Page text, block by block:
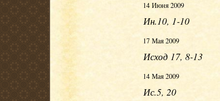
14 Июня 2009
Ин.10, 1-10
17 Мая 2009
Исход 17, 8-13
14 Мая 2009
Ис.5, 20